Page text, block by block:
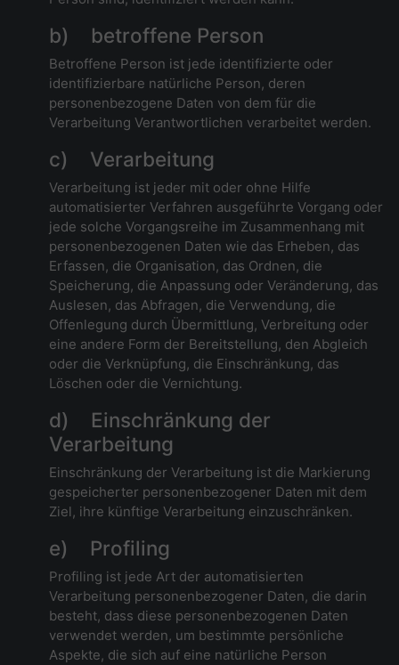
b) betroffene Person
Betroffene Person ist jede identifizierte oder
identifizierbare natürliche Person, deren
personenbezogene Daten von dem für die
Verarbeitung Verantwortlichen verarbeitet werden.
c) Verarbeitung
Verarbeitung ist jeder mit oder ohne Hilfe
automatisierter Verfahren ausgeführte Vorgang oder
jede solche Vorgangsreihe im Zusammenhang mit
personenbezogenen Daten wie das Erheben, das
Erfassen, die Organisation, das Ordnen, die
Speicherung, die Anpassung oder Veränderung, das
Auslesen, das Abfragen, die Verwendung, die
Offenlegung durch Übermittlung, Verbreitung oder
eine andere Form der Bereitstellung, den Abgleich
oder die Verknüpfung, die Einschränkung, das
Löschen oder die Vernichtung.
d) Einschränkung der
Verarbeitung
Einschränkung der Verarbeitung ist die Markierung
gespeicherter personenbezogener Daten mit dem
Ziel, ihre künftige Verarbeitung einzuschränken.
e) Profiling
Profiling ist jede Art der automatisierten
Verarbeitung personenbezogener Daten, die darin
besteht, dass diese personenbezogenen Daten
verwendet werden, um bestimmte persönliche
Aspekte, die sich auf eine natürliche Person